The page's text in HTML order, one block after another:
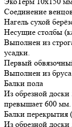
Соединение
Нагель сухой
Несущие столбы
Выполнен из
усадки.
Первый
Выполнен из
Балки пола
Из обрезной
превышает 600 мм.
Балки перекрытия
Из обрезной